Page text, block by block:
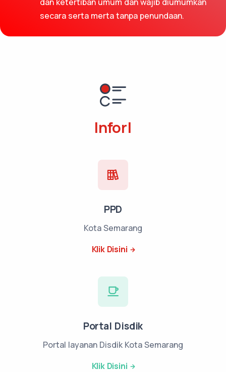
secara serta merta tanpa penundaan.
Informasi Pub
PPD
Kota Semarang
Klik Disini
Portal Disdik
Portal layanan Disdik Kota Semarang
Klik Disini